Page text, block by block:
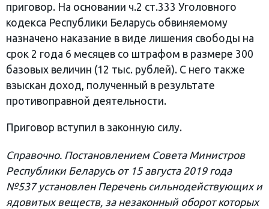
приговор. На основании ч.2 ст.333 Уголовного
кодекса Республики Беларусь обвиняемому
назначено наказание в виде лишения свободы на
срок 2 года 6 месяцев со штрафом в размере 300
базовых величин (12 тыс. рублей). С него также
взыскан доход, полученный в результате
противоправной деятельности.
Приговор вступил в законную силу.
Справочно. Постановлением Совета Министров
Республики Беларусь от 15 августа 2019 года
№537 установлен Перечень сильнодействующих и
ядовитых веществ, за незаконный оборот которых